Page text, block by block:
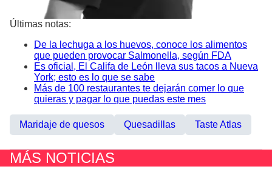
Últimas notas:
De la lechuga a los huevos, conoce los alimentos
que pueden provocar Salmonella, según FDA
Es oficial, El Califa de León lleva sus tacos a Nueva
York; esto es lo que se sabe
Más de 100 restaurantes te dejarán comer lo que
quieras y pagar lo que puedas este mes
Maridaje de quesos Quesadillas Taste Atlas
MÁS NOTICIAS